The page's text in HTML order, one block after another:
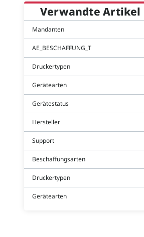
Verwandte Artikel
Mandanten
AE_BESCHAFFUNG_T
Druckertypen
Gerätearten
Gerätestatus
Hersteller
Support
Beschaffungsarten
Druckertypen
Gerätearten